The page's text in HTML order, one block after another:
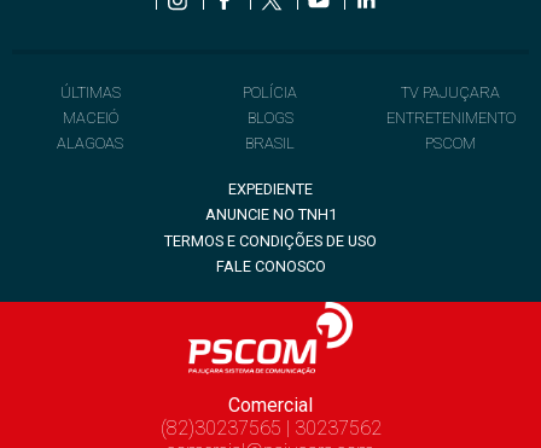
ÚLTIMAS
MACEIÓ
ALAGOAS
POLÍCIA
BLOGS
BRASIL
TV PAJUÇARA
ENTRETENIMENTO
PSCOM
EXPEDIENTE
ANUNCIE NO TNH1
TERMOS E CONDIÇÕES DE USO
FALE CONOSCO
Comercial
(82)30237565 | 30237562